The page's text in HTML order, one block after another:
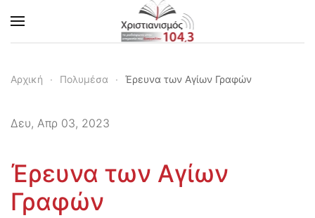
Skip to main content
Αρχική Πολυμέσα Έρευνα των Αγίων Γραφών
Δευ, Απρ 03, 2023
Έρευνα των Αγίων
Γραφών